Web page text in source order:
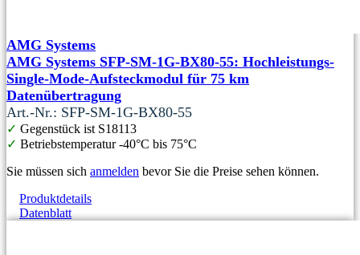
AMG Systems
AMG Systems SFP-SM-1G-BX80-55: Hochleistungs-
Single-Mode-Aufsteckmodul für 75 km
Datenübertragung
Art.-Nr.: SFP-SM-1G-BX80-55
✓ Gegenstück ist S18113
✓ Betriebstemperatur -40°C bis 75°C
Sie müssen sich anmelden bevor Sie die Preise sehen können.
Produktdetails
Datenblatt